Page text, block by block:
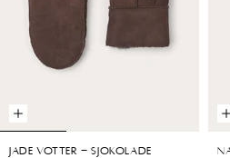
Jade Votter - Sjokolade